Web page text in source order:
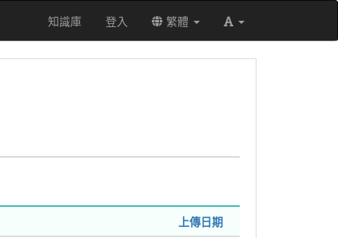
知識庫 登入 繁體
上傳日期